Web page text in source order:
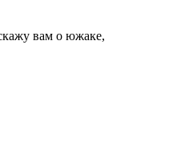
вам о южаке,